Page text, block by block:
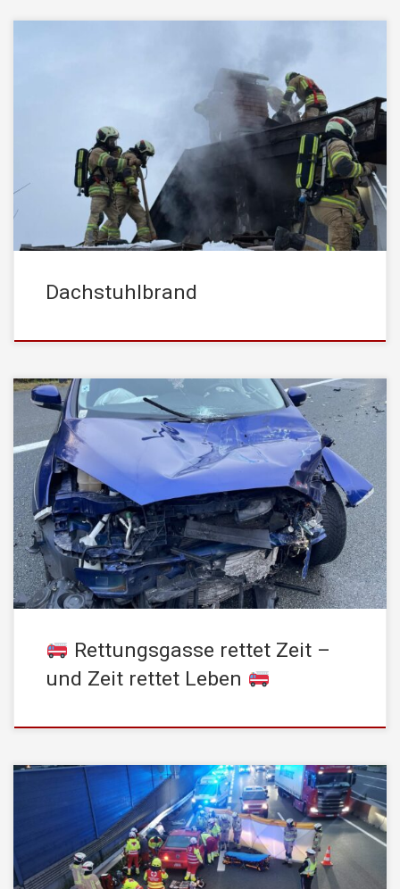
In den frühen Morgenstunden wurde die STADTFEUERWEHR
Kufstein um 06:54 Uhr zu einem Dachstuhlbrand in einem
Mehrfamilienhaus im Stadtteil Zell alarmiert. Die
Brandbekämpfung erfolgte über einen kombinierten Innen- und
Außenangriff mit insgesamt drei Atemschutztrupps. Zusätzlich
wurde über die Drehleiter ein Löschangriff von außen über das
Dach durchgeführt. Zur gezielten Brandbekämpfung […]
Dachstuhlbrand
Heute Vormittag wurde die Stadtfeuerwehr Kufstein um 07:41 Uhr
zu einem Verkehrsunfall auf der A12 Inntalautobahn alarmiert. Die
Anfahrt gestaltete sich recht schwierig, da auf mehreren
Abschnitten keine durchgängige Rettungsgasse gebildet wurde.
Wir appellieren an alle Verkehrsteilnehmer:Bei Staubildung bitte
sofort eine Rettungsgasse bilden und diese durchgehend
freihalten.Nur wenn wir den […]
Rettungsgasse rettet Zeit –
und Zeit rettet Leben
Am Mittwoch, dem 27. August, wurde die STADTFEUERWEHR
Kufstein um 05:51 Uhr zu einem Verkehrsunfall mit
eingeklemmten Personen auf der A12 in Fahrtrichtung Arlberg
alarmiert. Ersten Meldungen zufolge waren zwei Personen in